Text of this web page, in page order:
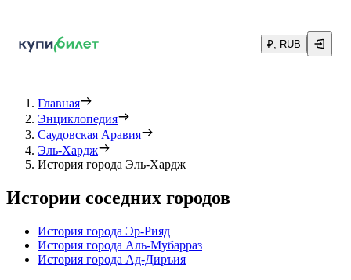
₽, RUB
Главная
Энциклопедия
Саудовская Аравия
Эль-Хардж
История города Эль-Хардж
Истории соседних городов
История города Эр-Рияд
История города Аль-Мубарраз
История города Ад-Диръия